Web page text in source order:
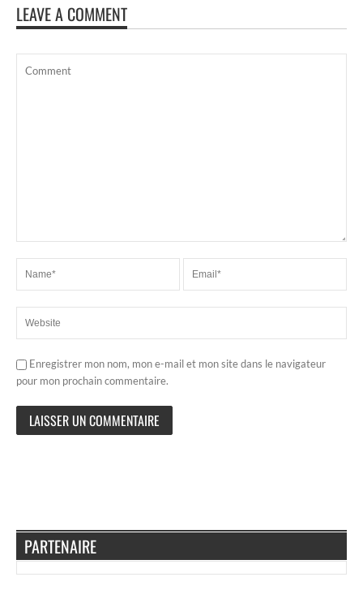
LEAVE A COMMENT
Enregistrer mon nom, mon e-mail et mon site dans le navigateur
pour mon prochain commentaire.
PARTENAIRE